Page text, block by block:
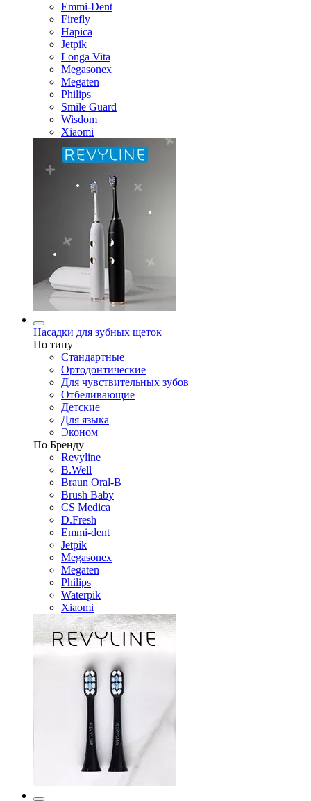
Emmi-Dent
Firefly
Hapica
Jetpik
Longa Vita
Megasonex
Megaten
Philips
Smile Guard
Wisdom
Xiaomi
Насадки для зубных щеток
По типу
Стандартные
Ортодонтические
Для чувствительных зубов
Отбеливающие
Детские
Для языка
Эконом
По Бренду
Revyline
B.Well
Braun Oral-B
Brush Baby
CS Medica
D.Fresh
Emmi-dent
Jetpik
Megasonex
Megaten
Philips
Waterpik
Xiaomi